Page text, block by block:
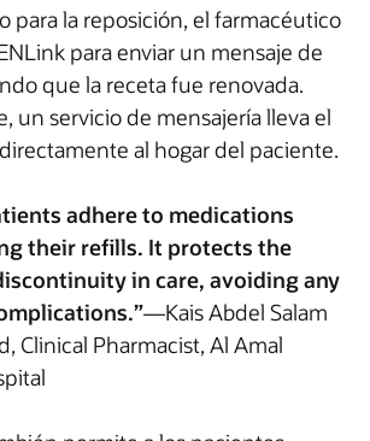
para la reposición, el farmacéutico
para enviar un mensaje de
que la receta fue renovada.
un servicio de mensajería lleva el
al hogar del paciente.
adhere to medications
their refills. It protects the
in care, avoiding any
—Kais Abdel Salam
Clinical Pharmacist, Al Amal